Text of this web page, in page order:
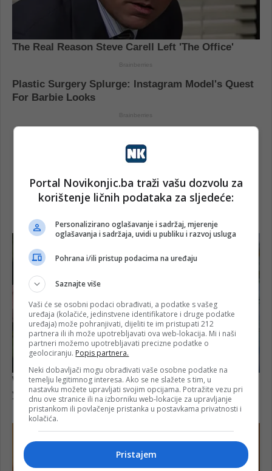
Portal Novikonjic.ba traži vašu dozvolu za
korištenje ličnih podataka za sljedeće:
Personalizirano oglašavanje i sadržaj, mjerenje
oglašavanja i sadržaja, uvidi u publiku i razvoj usluga
Pohrana i/ili pristup podacima na uređaju
Saznajte više
Vaši će se osobni podaci obrađivati, a podatke s vašeg
uređaja (kolačiće, jedinstvene identifikatore i druge podatke
uređaja) može pohranjivati, dijeliti te im pristupati 212
partnera ili ih može upotrebljavati ova web-lokacija. Mi i naši
partneri možemo upotrebljavati precizne podatke o
geolociranju. Popis partnera.
Neki dobavljači mogu obrađivati vaše osobne podatke na
temelju legitimnog interesa. Ako se ne slažete s tim, u
nastavku možete upravljati svojim opcijama. Potražite vezu pri
dnu ove stranice ili na izborniku web-lokacije za upravljanje
pristankom ili povlačenje pristanka u postavkama privatnosti i
kolačića.
Pristajem